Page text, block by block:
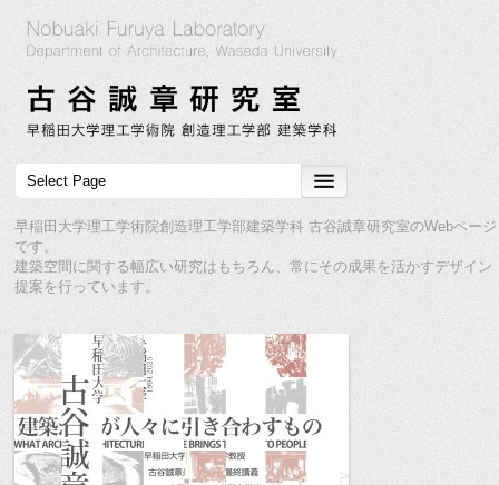
早稲田大学理工学術院創造理工学部建築学科 古谷誠章研究室のWebページ
です。
建築空間に関する幅広い研究はもちろん、常にその成果を活かすデザイン
提案を行っています。